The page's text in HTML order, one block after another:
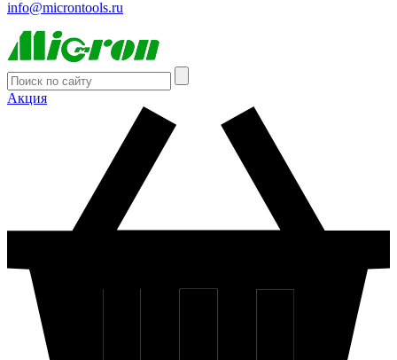
info@microntools.ru
Акция